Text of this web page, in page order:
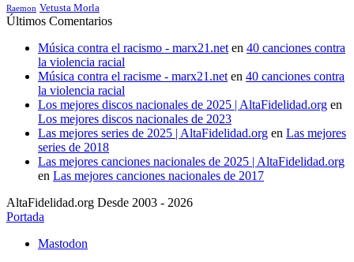
Raemon Vetusta Morla
Últimos Comentarios
Música contra el racismo - marx21.net en 40 canciones contra
la violencia racial
Música contra el racisme - marx21.net en 40 canciones contra
la violencia racial
Los mejores discos nacionales de 2025 | AltaFidelidad.org en
Los mejores discos nacionales de 2023
Las mejores series de 2025 | AltaFidelidad.org en Las mejores
series de 2018
Las mejores canciones nacionales de 2025 | AltaFidelidad.org
en Las mejores canciones nacionales de 2017
AltaFidelidad.org Desde 2003 - 2026
Portada
Mastodon